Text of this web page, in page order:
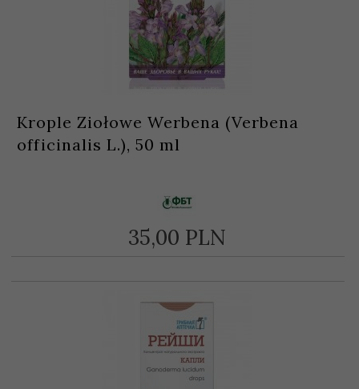
Krople Ziołowe Werbena (Verbena
officinalis L.), 50 ml
35,00 PLN